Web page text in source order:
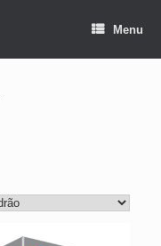
Menu